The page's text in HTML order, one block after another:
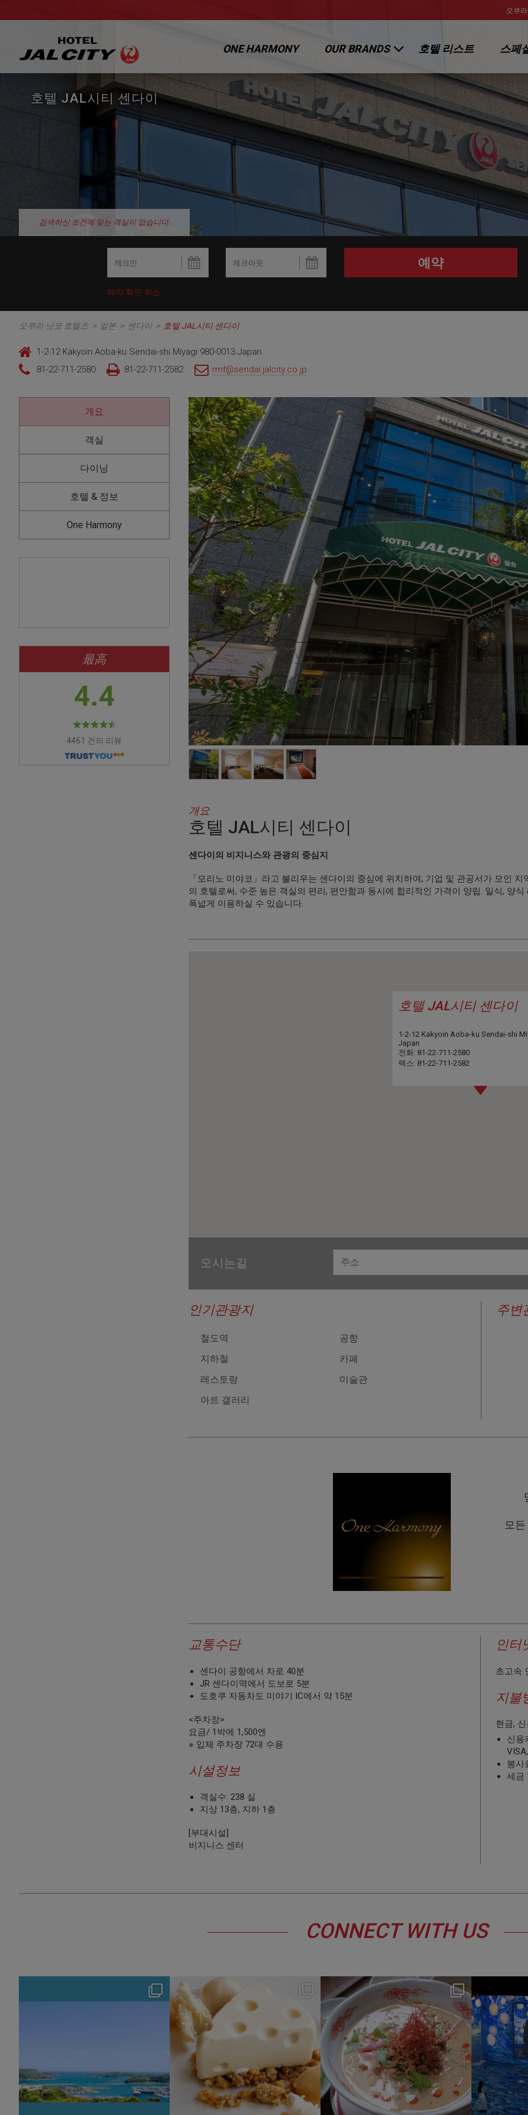
오쿠
ONE HARMONY OUR BRANDS
호텔 닛코 인터네셔널
호텔 JAL 시티
호텔 리스트 스페
호텔 JAL시티 센다이
검색하신 조건에 맞는 객실이 없습니다.
예약 확인·취소
오쿠라 닛코 호텔즈 > 일본 > 센다이 > 호텔 JAL시티 센다이
1-2-12 Kakyoin Aoba-ku Sendai-shi Miyagi 980-0013 Japan
81-22-711-2580
81-22-711-2582 rmf@sendai.jalcity.co.jp
개요
객실
다이닝
호텔 & 정보
One Harmony
最高
4.4
4461 건의 리뷰
개요
호텔 JAL시티 센다이
센다이의 비지니스와 관광의 중심지
「모리노 미야코」라고 불리우는 센다이의 중심에 위치하여, 기업 및 관공서가 모인
의 호텔로써, 수준 높은 객실의 편리, 편안함과 동시에 합리적인 가격이 양립. 일식, 양
폭넓게 이용하실 수 있습니다.
호텔 JAL시티 센다이
1-2-12 Kakyoin Aoba-ku Sendai-shi
Japan
전화: 81-22-711-2580
팩스: 81-22-711-2582
오시는길
인기관광지
철도역
공항
지하철
카페
레스토랑
미술관
아트 갤러리
주변
모
교통수단
센다이 공항에서 차로 40분
JR 센다이역에서 도보로 5분
도호쿠 자동차도 미야기 IC에서 약 15분
<주차장>
요금/ 1박에 1,500엔
※ 입체 주차장 72대 수용
시설정보
객실수: 238 실
지상 13층, 지하 1층
[부대시설]
비지니스 센터
인터
초고속
지불
현금,
신용
봉사
세금
CONNECT WITH US
hotel_jalcity
Jul 22
207 1